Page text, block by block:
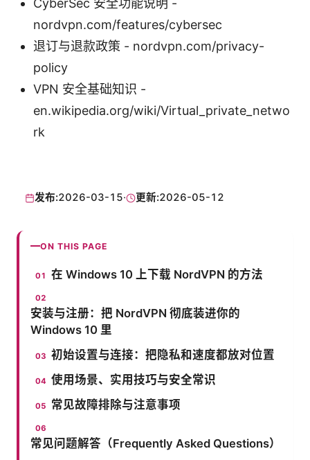
CyberSec 安全功能说明 -
nordvpn.com/features/cybersec
退订与退款政策 - nordvpn.com/privacy-
policy
VPN 安全基础知识 -
en.wikipedia.org/wiki/Virtual_private_netwo
rk
发布:2026-03-15· 更新:2026-05-12
ON THIS PAGE
在 Windows 10 上下载 NordVPN 的方法
安装与注册：把 NordVPN 彻底装进你的
Windows 10 里
初始设置与连接：把隐私和速度都放对位置
使用场景、实用技巧与安全常识
常见故障排除与注意事项
常见问题解答（Frequently Asked Questions）